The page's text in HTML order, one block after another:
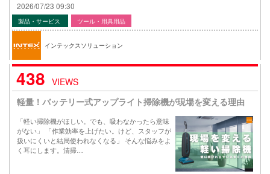
2026/07/23 09:30
製品・サービス ツール・用具用品
インテックスソリューション
438 VIEWS
軽量！バッテリー式アップライト掃除機が現場を変える理由
「軽い掃除機がほしい。でも、吸わなかったら意味
がない」 「作業効率を上げたい。けど、スタッフが
扱いにくいと結局使われなくなる」 そんな悩みをよ
く耳にします。清掃…